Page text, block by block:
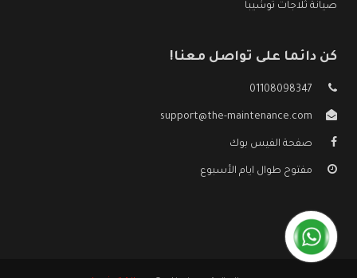
صيانة ثلاجات توشيبا
كن دائما على تواصل معنا!
01108098347
support@the-maintenance.com
صفحة الفيس بوك
مفتوح طوال ايام الأسبوع